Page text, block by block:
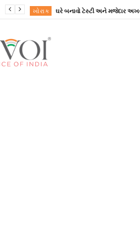
ખોરાક ઘરે બનાવો ટેસ્ટી અને મજેદાર
ગુજરાત
ગુજરાત